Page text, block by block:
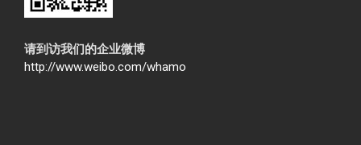
请到访我们的企业微博
http://www.weibo.com/whamo